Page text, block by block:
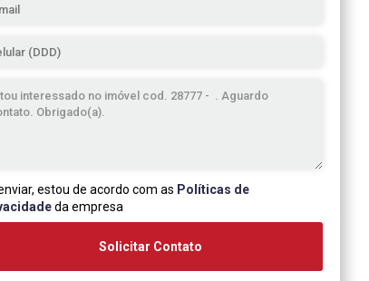
estou de acordo com as Políticas de
da empresa
Solicitar Contato